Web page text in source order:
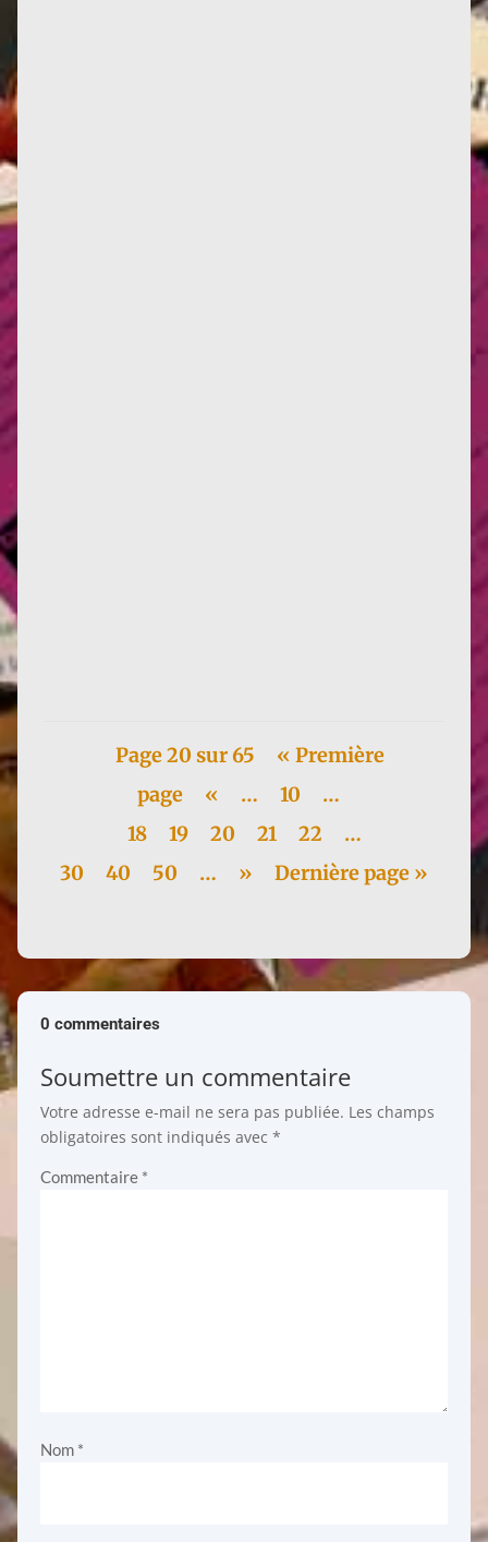
Page 20 sur 65
« Première
page
« … 10
…
18
19 20 21 22
…
30
40 50 … » Dernière page »
0 commentaires
Soumettre un commentaire
Votre adresse e-mail ne sera pas publiée. Les champs
obligatoires sont indiqués avec *
Commentaire *
Nom *